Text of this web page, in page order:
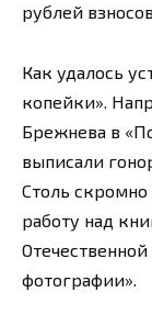
рублей
Как удалось
копейки».
Брежнева в
выписали
Столь
работу над
фотографии».